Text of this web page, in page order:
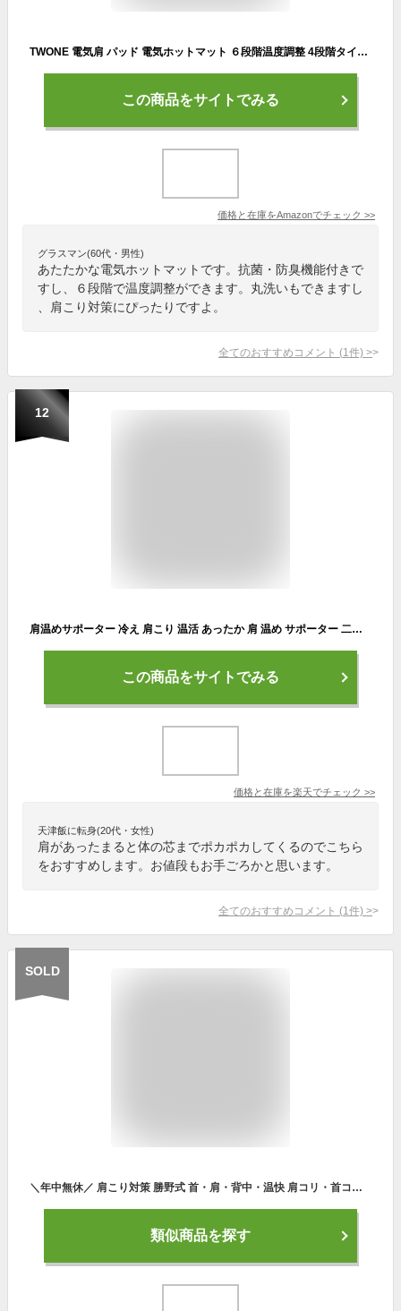
TWONE 電気肩 パッド 電気ホットマット ６段階温度調整 4段階タイマー機能 加熱パッド 電気パッド テレワーク 肩 あたため 寒さ対策 あったかグッズ 過熱保護 ミニ 暖かい タイマー機能 洗濯可 丸洗い 抗菌 防臭 ダニ退治 寒さ対策 暖房器具 PSE認証済み (ブルー)
この商品をサイトでみる
価格と在庫をAmazonでチェック >>
グラスマン(60代・男性)
あたたかな電気ホットマットです。抗菌・防臭機能付きで
すし、６段階で温度調整ができます。丸洗いもできますし
、肩こり対策にぴったりですよ。
全てのおすすめコメント (1 件) >
12
肩温めサポーター 冷え 肩こり 温活 あったか 肩 温め サポーター 二の腕 あたため 温活グッズ 冷え取り 肩当て 肩あて 肩サポーター 女性用 レディース 男性用 メンズ 四十肩 五十肩 肩痛 長袖 五分袖 綿混 【Rela Kino公式】
この商品をサイトでみる
価格と在庫を楽天でチェック >>
天津飯に転身(20代・女性)
肩があったまると体の芯までポカポカしてくるのでこちら
をおすすめします。お値段もお手ごろかと思います。
全てのおすすめコメント (1 件) >
SOLD
＼年中無休／ 肩こり対策 勝野式 首・肩・背中・温快 肩コリ・首コリにいい、温感のツボを温めて冷え知らず！ 首こり 肩こり 解消グッズ 温め ネックウォーマー
類似商品を探す